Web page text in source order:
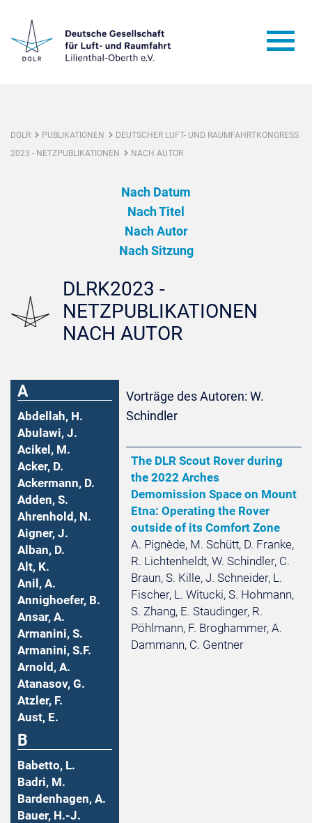
DGLR PUBLIKATIONEN
DEUTSCHER LUFT- UND RAUMFAHRTKONGRESS
2023 - NETZPUBLIKATIONEN
NACH AUTOR
Nach Datum
Nach Titel
Nach Autor
Nach Sitzung
DLRK2023 -
NETZPUBLIKATIONEN
NACH AUTOR
A
Abdellah, H.
Abulawi, J.
Acikel, M.
Acker, D.
Ackermann, D.
Adden, S.
Ahrenhold, N.
Aigner, J.
Alban, D.
Alt, K.
Anil, A.
Annighoefer, B.
Ansar, A.
Armanini, S.
Armanini, S.F.
Arnold, A.
Atanasov, G.
Atzler, F.
Aust, E.
B
Babetto, L.
Badri, M.
Bardenhagen, A.
Bauer, H.-J.
Vorträge des Autoren: W.
Schindler
The DLR Scout Rover during
the 2022 Arches
Demomission Space on Mount
Etna: Operating the Rover
outside of its Comfort Zone
A. Pignède, M. Schütt, D. Franke,
R. Lichtenheldt, W. Schindler, C.
Braun, S. Kille, J. Schneider, L.
Fischer, L. Witucki, S. Hohmann,
S. Zhang, E. Staudinger, R.
Pöhlmann, F. Broghammer, A.
Dammann, C. Gentner